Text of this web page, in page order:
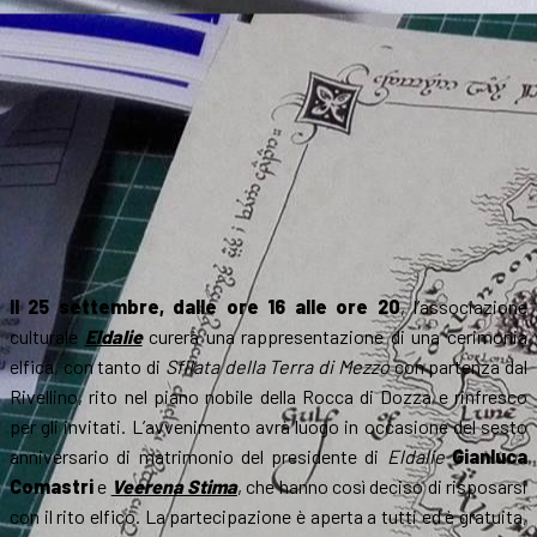
Il 25 settembre, dalle ore 16 alle ore 20, l’associazione
culturale Eldaliecurerà una rappresentazione di una cerimonia
elfica, con tanto di Sfilata della Terra di Mezzocon partenza dal
Rivellino, rito nel piano nobile della Rocca di Dozza e rinfresco
per gli invitati. L’avvenimento avrà luogo in occasione del sesto
anniversario di matrimonio del presidente di Eldalie Gianluca
Comastrie Veerena Stima, che hanno così deciso di risposarsi
con il rito elfico. La partecipazione è aperta a tutti ed è gratuita,